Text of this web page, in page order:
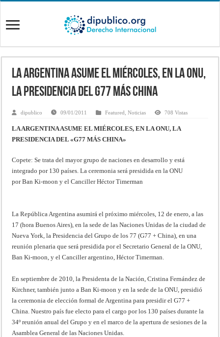
LA ARGENTINA ASUME EL MIÉRCOLES, EN LA ONU,
LA PRESIDENCIA DEL G77 MÁS CHINA
dipublico 09/01/2011 Featured ,Noticias 708 Vistas
LA ARGENTINA ASUME EL MIÉRCOLES, EN LA ONU, LA
PRESIDENCIA DEL «G77 MÁS CHINA»
Copete: Se trata del mayor grupo de naciones en desarrollo y está
integrado por 130 países. La ceremonia será presidida en la ONU
por Ban Ki-moon y el Canciller Héctor Timerman
La República Argentina asumirá el próximo miércoles, 12 de enero, a las
17 (hora Buenos Aires), en la sede de las Naciones Unidas de la ciudad de
Nueva York, la Presidencia del Grupo de los 77 (G77 + China), en una
reunión plenaria que será presidida por el Secretario General de la ONU,
Ban Ki-moon, y el Canciller argentino, Héctor Timerman.
En septiembre de 2010, la Presidenta de la Nación, Cristina Fernández de
Kirchner, también junto a Ban Ki-moon y en la sede de la ONU, presidió
la ceremonia de elección formal de Argentina para presidir el G77 +
China. Nuestro país fue electo para el cargo por los 130 países durante la
34º reunión anual del Grupo y en el marco de la apertura de sesiones de la
Asamblea General de las Naciones Unidas.